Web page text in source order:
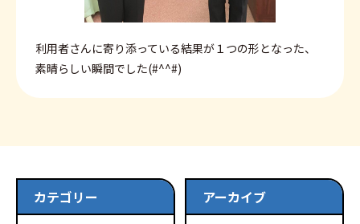
カテゴリー アーカイブ
利用者さんに寄り添っている結果が１つの形となった、
素晴らしい瞬間でした(#^^#)